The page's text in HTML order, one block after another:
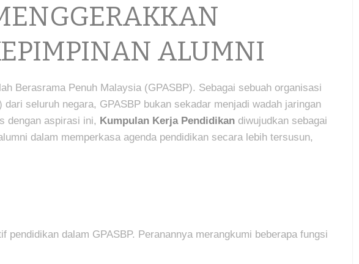
ALUMNI
Berasrama Penuh Malaysia (GPASBP). Sebagai sebuah organisasi
seluruh negara, GPASBP bukan sekadar menjadi wadah jaringan
dengan aspirasi ini, Kumpulan Kerja Pendidikan diwujudkan sebagai
dalam memperkasa agenda pendidikan secara lebih tersusun,
dalam GPASBP. Peranannya merangkumi beberapa fungsi